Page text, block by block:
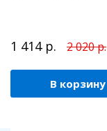
1 414 р. 2 020 р.
В корзину